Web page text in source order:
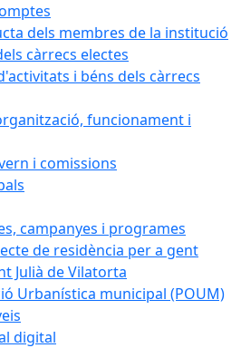
dels membres de la institució
càrrecs electes
i béns dels càrrecs
funcionament i
i comissions
campanyes i programes
de residència per a gent
Julià de Vilatorta
Urbanística municipal (POUM)
digital